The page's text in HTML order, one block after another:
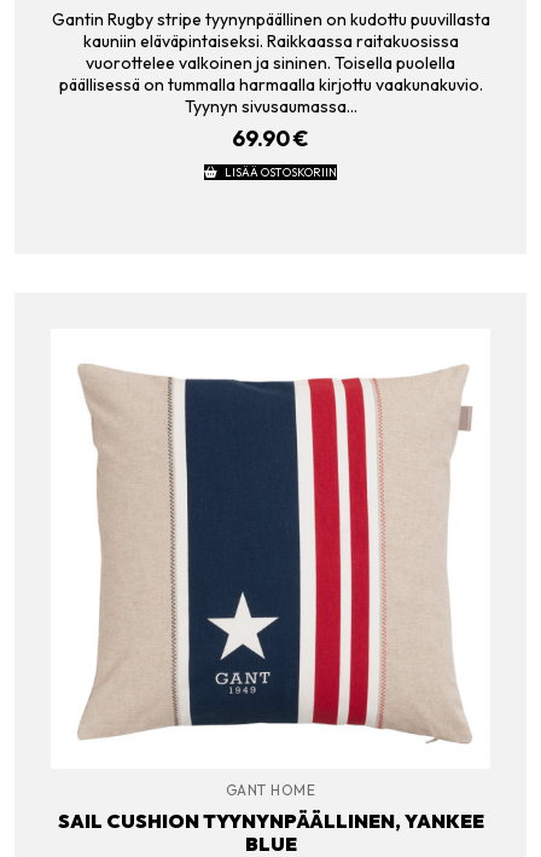
Gantin Rugby stripe tyynynpäällinen on kudottu puuvillasta
kauniin eläväpintaiseksi. Raikkaassa raitakuosissa
vuorottelee valkoinen ja sininen. Toisella puolella
päällisessä on tummalla harmaalla kirjottu vaakunakuvio.
Tyynyn sivusaumassa…
69.90€
LISÄÄ OSTOSKORIIN
GANT HOME
SAIL CUSHION TYYNYNPÄÄLLINEN, YANKEE
BLUE